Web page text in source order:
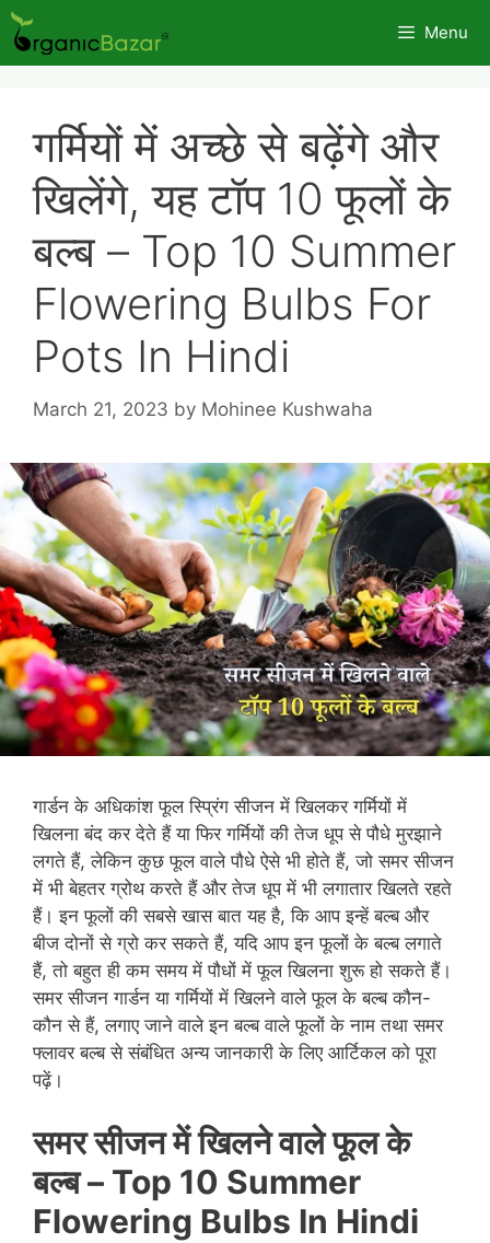
Skip
to
content
Menu
गर्मियों में अच्छे से बढ़ेंगे और
खिलेंगे, यह टॉप 10 फूलों के
बल्ब – Top 10 Summer
Flowering Bulbs For
Pots In Hindi
March 21, 2023 by Mohinee Kushwaha
गार्डन के अधिकांश फूल स्प्रिंग सीजन में खिलकर गर्मियों में
खिलना बंद कर देते हैं या फिर गर्मियों की तेज धूप से पौधे मुरझाने
लगते हैं, लेकिन कुछ फूल वाले पौधे ऐसे भी होते हैं, जो समर सीजन
में भी बेहतर ग्रोथ करते हैं और तेज धूप में भी लगातार खिलते रहते
हैं। इन फूलों की सबसे खास बात यह है, कि आप इन्हें बल्ब और
बीज दोनों से ग्रो कर सकते हैं, यदि आप इन फूलों के बल्ब लगाते
हैं, तो बहुत ही कम समय में पौधों में फूल खिलना शुरू हो सकते हैं।
समर सीजन गार्डन या गर्मियों में खिलने वाले फूल के बल्ब कौन-
कौन से हैं, लगाए जाने वाले इन बल्ब वाले फूलों के नाम तथा समर
फ्लावर बल्ब से संबंधित अन्य जानकारी के लिए आर्टिकल को पूरा
पढ़ें।
समर सीजन में खिलने वाले फूल के
बल्ब – Top 10 Summer
Flowering Bulbs In Hindi